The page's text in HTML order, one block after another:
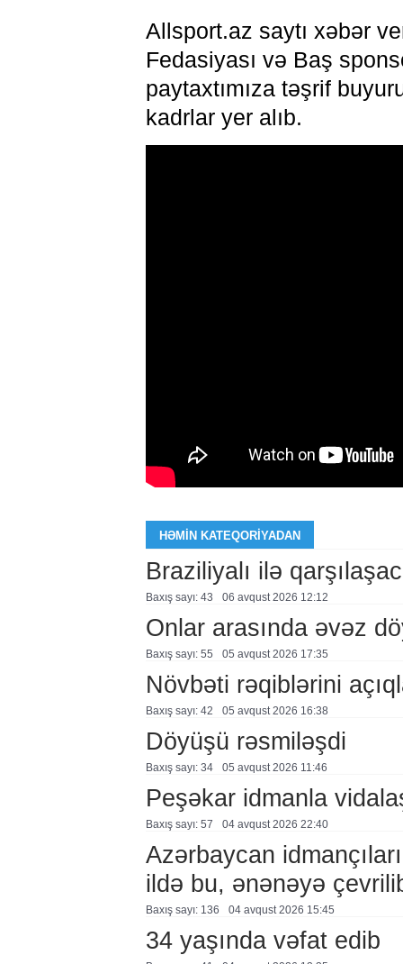
Allsport.az saytı xəbər
Fedasiyası və Baş
paytaxtımıza təşrif
kadrlar yer alıb.
HƏMIN KATEQORIYADAN
Braziliyalı ilə
Baxış sayı: 43 06 avqust 2026 12:12
Onlar arasında əvəz
Baxış sayı: 55 05 avqust 2026 17:35
Növbəti rəqiblərini
Baxış sayı: 42 05 avqust 2026 16:38
Döyüşü rəsmiləşdi
Baxış sayı: 34 05 avqust 2026 11:46
Peşəkar idmanla
Baxış sayı: 57 04 avqust 2026 22:40
Azərbaycan
ildə bu, ənənəyə
Baxış sayı: 136 04 avqust 2026 15:45
34 yaşında vəfat edib